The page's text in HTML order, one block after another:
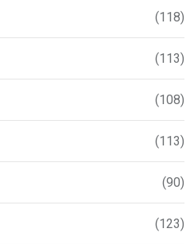
(118)
(113)
(108)
(113)
(90)
(123)